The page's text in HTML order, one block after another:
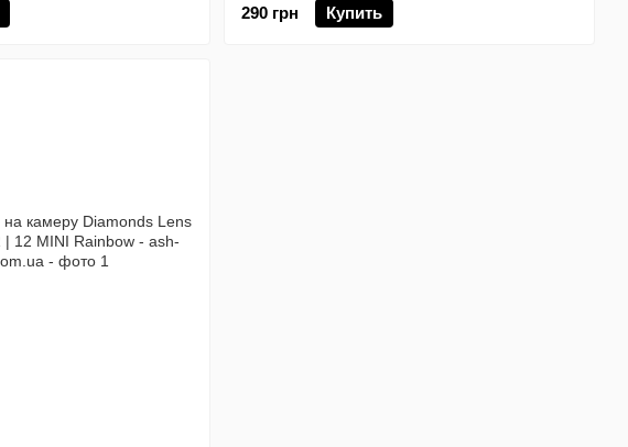
290 грн
Купить